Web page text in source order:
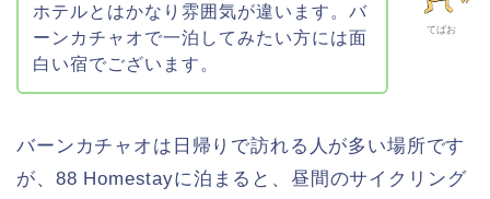
てばお
ホテルとはかなり雰囲気が違います。バ
ーンカチャオで一泊してみたい方には面
白い宿でございます。
バーンカチャオは日帰りで訪れる人が多い場所です
が、88 Homestayに泊まると、昼間のサイクリング